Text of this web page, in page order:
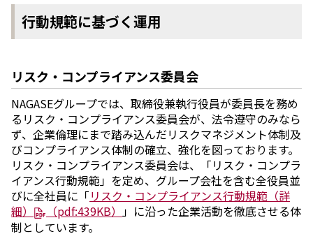
行動規範に基づく運用
リスク・コンプライアンス委員会
NAGASEグループでは、取締役兼執行役員が委員長を務め
るリスク・コンプライアンス委員会が、法令遵守のみなら
ず、企業倫理にまで踏み込んだリスクマネジメント体制及
びコンプライアンス体制の確立、強化を図っております。
リスク・コンプライアンス委員会は、「リスク・コンプラ
イアンス行動規範」を定め、グループ会社を含む全役員並
びに全社員に「リスク・コンプライアンス行動規範（詳
細）
（pdf:439KB） 」に沿った企業活動を徹底させる体
制としています。